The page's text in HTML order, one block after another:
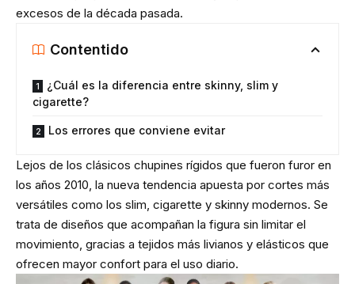
excesos de la década pasada.
Contentido
¿Cuál es la diferencia entre skinny, slim y
cigarette?
Los errores que conviene evitar
Lejos de los clásicos chupines rígidos que fueron furor en
los años 2010, la nueva tendencia apuesta por cortes más
versátiles como los slim, cigarette y skinny modernos. Se
trata de diseños que acompañan la figura sin limitar el
movimiento, gracias a tejidos más livianos y elásticos que
ofrecen mayor confort para el uso diario.